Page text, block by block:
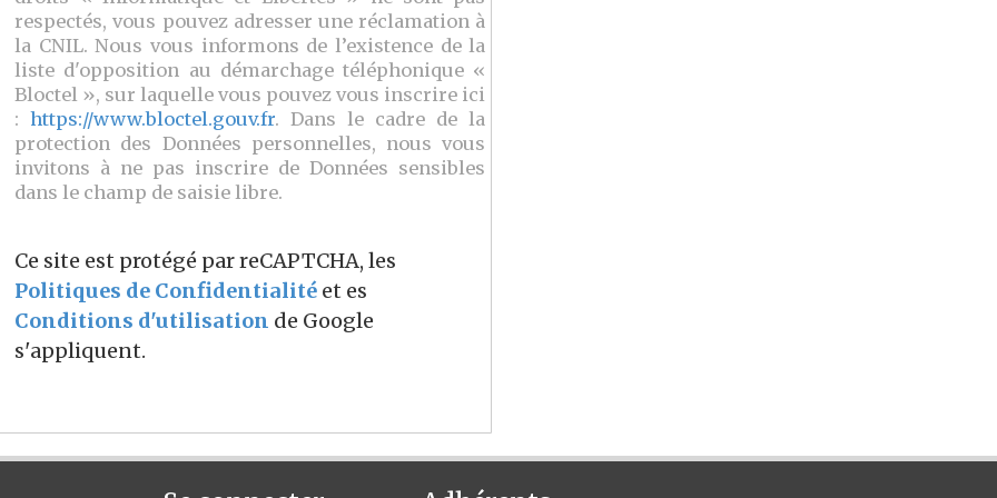
respectés, vous pouvez adresser une réclamation à
la CNIL. Nous vous informons de l’existence de la
liste d'opposition au démarchage téléphonique «
Bloctel », sur laquelle vous pouvez vous inscrire ici
:https://www.bloctel.gouv.fr. Dans le cadre de la
protection des Données personnelles, nous vous
invitons à ne pas inscrire de Données sensibles
dans le champ de saisie libre.
Ce site est protégé par reCAPTCHA, les
Politiques de Confidentialité et es
Conditions d'utilisation de Google
s'appliquent.